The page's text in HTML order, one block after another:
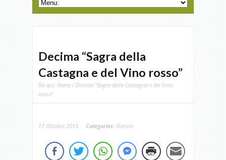
Decima “Sagra della
Castagna e del Vino rosso”
Sei qui: Home / Decima "Sagra della Castagna e del Vino
rosso"
17 Ottobre 2015 Categories: Notizie